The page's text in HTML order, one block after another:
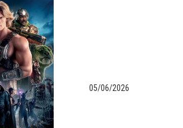
05/06/2026